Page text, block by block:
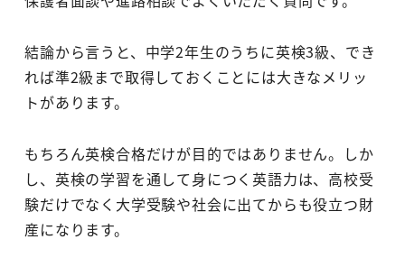
結論から言うと、中学2年生のうちに英検3級、でき
れば準2級まで取得しておくことには大きなメリッ
トがあります。
もちろん英検合格だけが目的ではありません。しか
し、英検の学習を通して身につく英語力は、高校受
験だけでなく大学受験や社会に出てからも役立つ財
産になります。